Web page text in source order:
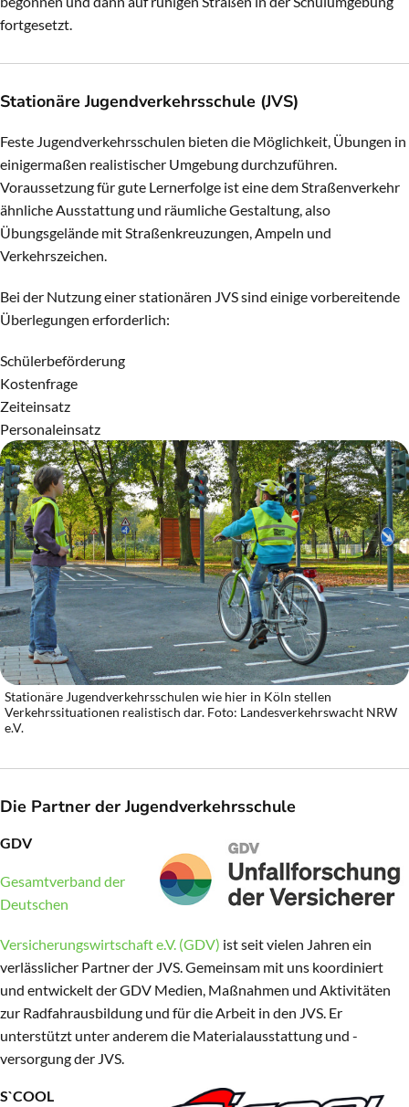
fortgesetzt.
Stationäre Jugendverkehrsschule (JVS)
Feste Jugendverkehrsschulen bieten die Möglichkeit, Übungen in
einigermaßen realistischer Umgebung durchzuführen.
Voraussetzung für gute Lernerfolge ist eine dem Straßenverkehr
ähnliche Ausstattung und räumliche Gestaltung, also
Übungsgelände mit Straßenkreuzungen, Ampeln und
Verkehrszeichen.
Bei der Nutzung einer stationären JVS sind einige vorbereitende
Überlegungen erforderlich:
Schülerbeförderung
Kostenfrage
Zeiteinsatz
Personaleinsatz
Stationäre Jugendverkehrsschulen wie hier in Köln stellen
Verkehrssituationen realistisch dar. Foto: Landesverkehrswacht NRW
e.V.
Die Partner der Jugendverkehrsschule
GDV
Gesamtverband der
Deutschen
Versicherungswirtschaft e.V. (GDV) ist seit vielen Jahren ein
verlässlicher Partner der JVS. Gemeinsam mit uns koordiniert
und entwickelt der GDV Medien, Maßnahmen und Aktivitäten
zur Radfahrausbildung und für die Arbeit in den JVS. Er
unterstützt unter anderem die Materialausstattung und -
versorgung der JVS.
S`COOL